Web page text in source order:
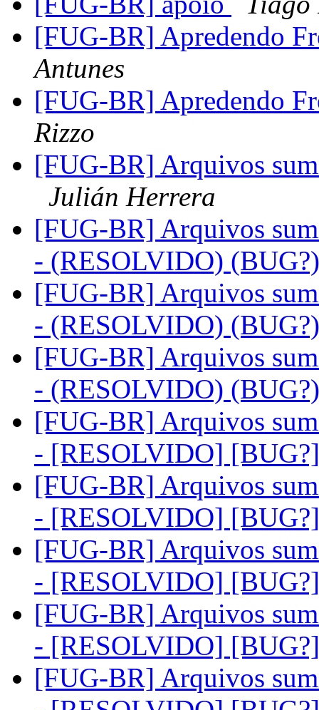
[FUG-BR] Apredendo
Antunes
[FUG-BR] Apredendo
Rizzo
[FUG-BR] Arquivos
Julián Herrera
[FUG-BR] Arquivos
- (RESOLVIDO)
[FUG-BR] Arquivos
- (RESOLVIDO)
[FUG-BR] Arquivos
- (RESOLVIDO)
[FUG-BR] Arquivos
- [RESOLVIDO]
[FUG-BR] Arquivos
- [RESOLVIDO]
[FUG-BR] Arquivos
- [RESOLVIDO]
[FUG-BR] Arquivos
- [RESOLVIDO]
[FUG-BR] Arquivos